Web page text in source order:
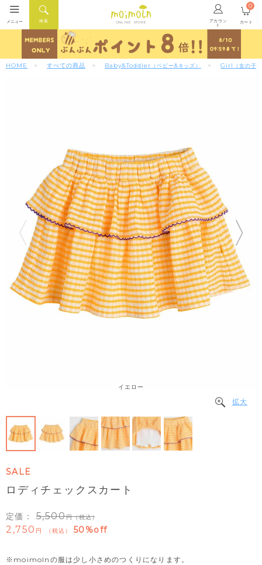
ONLINE STORE アカウン
ト
検索
メニュー カート
0
HOME すべての商品 Baby&Toddler （ベビー&キッズ） Girl （女の子）
イエロー
拡大
SALE
ロディチェックスカート
定価： 5,500 （税込）
2,750 税込 50%off
※moimolnの服は少し小さめのつくりになります。